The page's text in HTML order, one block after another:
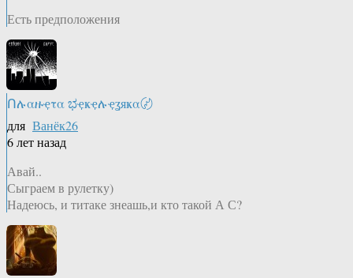
Есть предположения
Ոሉαዙҿτα ಭҿҝҿሉҿʓяҝα〄
для Ванёк26
6 лет назад
Авай..
Сыграем в рулетку)
Надеюсь, и титаке знеашь,и кто такой А С?